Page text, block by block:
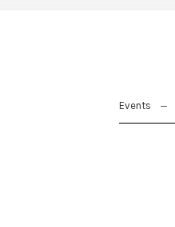
Events